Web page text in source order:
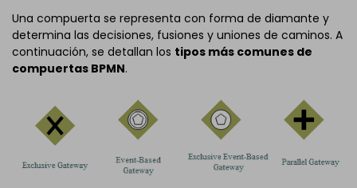
Una compuerta se representa con forma de diamante y
determina las decisiones, fusiones y uniones de caminos. A
continuación, se detallan los tipos más comunes de
compuertas BPMN.